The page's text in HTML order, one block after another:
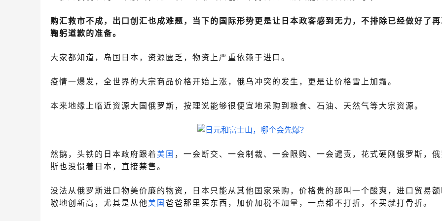
购汇救市不成，出口创汇也成难题，当下的国际形势更是让日本政客感到无力，不排除已经做好了再
鞠躬道歉的准备。
大家都知道，岛国日本，资源匮乏，物资上严重依赖于进口。
疫情一爆发，全世界的大宗商品价格开始上涨，俄乌冲突的发生，更是让价格雪上加霜。
本来地缘上临近资源大国俄罗斯，按理说能够很便宜地采购到粮食、石油、天然气等大宗资源。
然鹅，头铁的日本政府跟着美国 ，一会断交、一会制裁、一会限购、一会谴责，花式硬刚俄罗斯，俄
斯也没惯着日本，直接禁售。
没法从俄罗斯进口物美价廉的物资，日本只能从其他国家采购，价格贵的那叫一个酸爽，进口贸易额
嗷地创新高，尤其是从他美国 爸爸那里买东西，加价加税不加量，一点都不打折，不买就打骨折。